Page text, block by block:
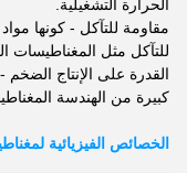
الحرارة التشغيلية.
مقاومة للتآكل - كونها
للتآكل مثل المغناطيسات
القدرة على الإنتاج الضخم
كبيرة من الهندسة
الخصائص الفيزيائية